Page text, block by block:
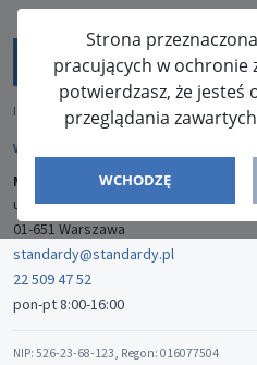
Strona
pracujących w ochronie
potwierdzasz, że
przeglądania
WCHODZĘ
ISSN: 2080-5438
WYDAWCA
Media-Press Sp. z o.o.
ul. Gwiaździsta 7B/8
01-651 Warszawa
standardy@standardy.pl
22 509 47 52
pon-pt 8:00-16:00
NIP: 526-23-68-123, Regon: 016077504